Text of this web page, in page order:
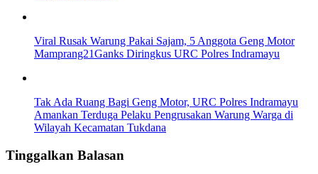
Viral Rusak Warung Pakai Sajam, 5 Anggota Geng Motor
Mamprang21Ganks Diringkus URC Polres Indramayu
Tak Ada Ruang Bagi Geng Motor, URC Polres Indramayu
Amankan Terduga Pelaku Pengrusakan Warung Warga di
Wilayah Kecamatan Tukdana
Tinggalkan Balasan